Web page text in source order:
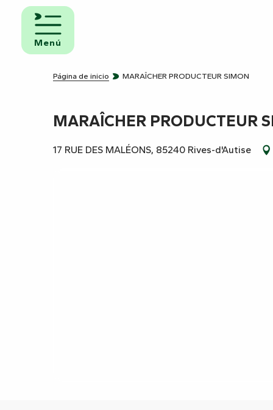
contenu
principal
Menú
Página de inicio MARAÎCHER PRODUCTEUR SIMON
MARAÎCHER PRODUCTEUR
17 RUE DES MALÉONS, 85240 Rives-d'Autise